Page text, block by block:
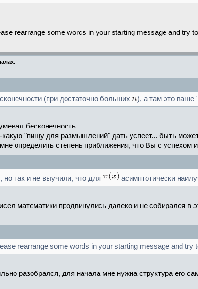
rearrange some words in your starting message and try
(при достаточно больших ), а там это ваше
бесконечность.
"пищу для размышлений" дать успеет... быть
определить степень приближения, что Вы с успехом
так и не выучили, что для асимптотически
математики продвинулись далеко и не собирался в
rearrange some words in your starting message and try
разобрался, для начала мне нужна структура его